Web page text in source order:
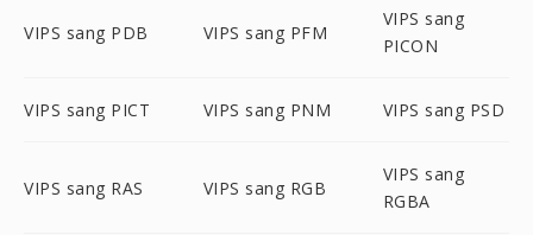
VIPS sang PDB VIPS sang PFM
VIPS sang
PICON
VIPS sang PICT VIPS sang PNM VIPS sang PSD
VIPS sang RAS VIPS sang RGB
VIPS sang
RGBA